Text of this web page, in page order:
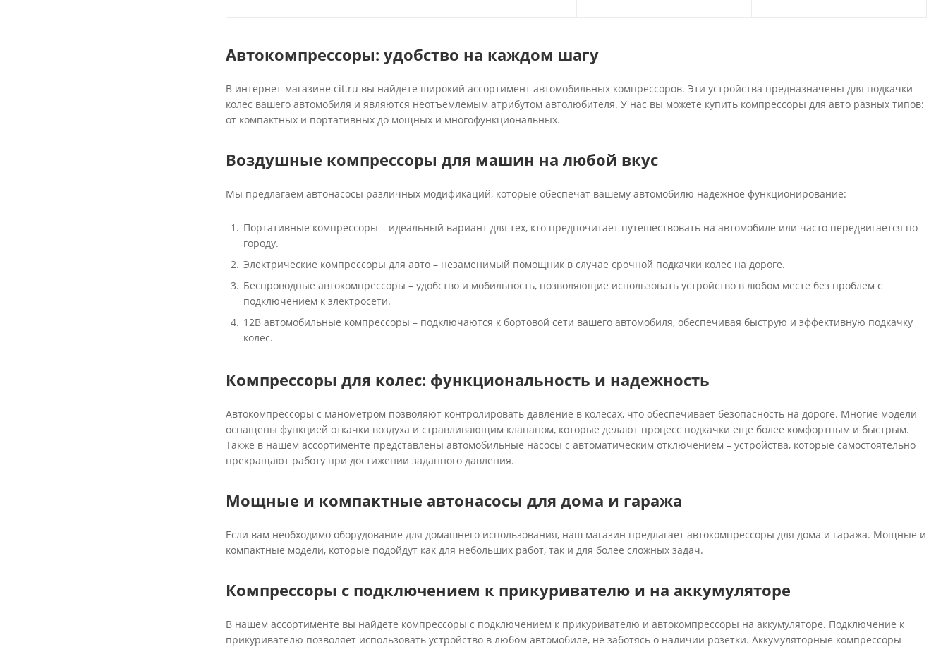
Автокомпрессоры: удобство на каждом шагу
В интернет-магазине cit.ru вы найдете широкий ассортимент автомобильных компрессоров. Эти устройства предназначены для подкачки
колес вашего автомобиля и являются неотъемлемым атрибутом автолюбителя. У нас вы можете купить компрессоры для авто разных типов:
от компактных и портативных до мощных и многофункциональных.
Воздушные компрессоры для машин на любой вкус
Мы предлагаем автонасосы различных модификаций, которые обеспечат вашему автомобилю надежное функционирование:
Портативные компрессоры – идеальный вариант для тех, кто предпочитает путешествовать на автомобиле или часто передвигается по
городу.
Электрические компрессоры для авто – незаменимый помощник в случае срочной подкачки колес на дороге.
Беспроводные автокомпрессоры – удобство и мобильность, позволяющие использовать устройство в любом месте без проблем с
подключением к электросети.
12В автомобильные компрессоры – подключаются к бортовой сети вашего автомобиля, обеспечивая быструю и эффективную подкачку
колес.
Компрессоры для колес: функциональность и надежность
Автокомпрессоры с манометром позволяют контролировать давление в колесах, что обеспечивает безопасность на дороге. Многие модели
оснащены функцией откачки воздуха и стравливающим клапаном, которые делают процесс подкачки еще более комфортным и быстрым.
Также в нашем ассортименте представлены автомобильные насосы с автоматическим отключением – устройства, которые самостоятельно
прекращают работу при достижении заданного давления.
Мощные и компактные автонасосы для дома и гаража
Если вам необходимо оборудование для домашнего использования, наш магазин предлагает автокомпрессоры для дома и гаража. Мощные и
компактные модели, которые подойдут как для небольших работ, так и для более сложных задач.
Компрессоры с подключением к прикуривателю и на аккумуляторе
В нашем ассортименте вы найдете компрессоры с подключением к прикуривателю и автокомпрессоры на аккумуляторе. Подключение к
прикуривателю позволяет использовать устройство в любом автомобиле, не заботясь о наличии розетки. Аккумуляторные компрессоры